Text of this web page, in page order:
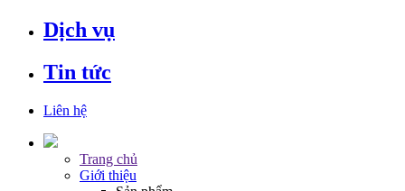
Dịch vụ
Tin tức
Liên hệ
Trang chủ
Giới thiệu